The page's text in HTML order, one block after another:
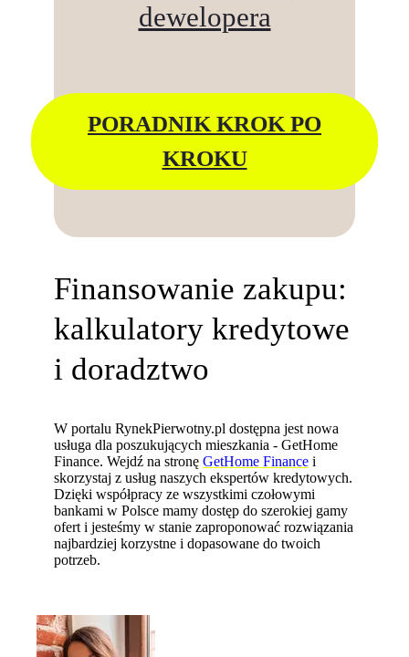
dewelopera
PORADNIK KROK PO
KROKU
Finansowanie zakupu:
kalkulatory kredytowe
i doradztwo
W portalu RynekPierwotny.pl dostępna jest nowa
usługa dla poszukujących mieszkania - GetHome
Finance. Wejdź na stronęGetHome Finance i
skorzystaj z usług naszych ekspertów kredytowych.
Dzięki współpracy ze wszystkimi czołowymi
bankami w Polsce mamy dostęp do szerokiej gamy
ofert i jesteśmy w stanie zaproponować rozwiązania
najbardziej korzystne i dopasowane do twoich
potrzeb.